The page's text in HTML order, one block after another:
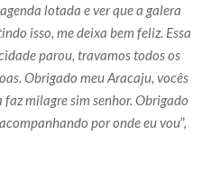
lotada e ver que a galera
isso, me deixa bem feliz. Essa
parou, travamos todos os
Obrigado meu Aracaju, vocês
milagre sim senhor. Obrigado
por onde eu vou”,